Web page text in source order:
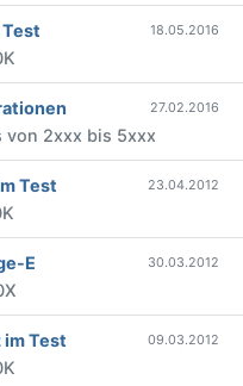
18.05.2016
27.02.2016
von 2xxx bis 5xxx
23.04.2012
Test
30.03.2012
E
09.03.2012
Test